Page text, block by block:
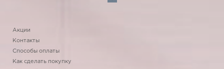
Акции
Контакты
Способы оплаты
Как сделать покупку